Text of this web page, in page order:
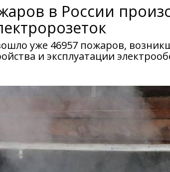
в России
уже 46957 пожаров,
и эксплуатации